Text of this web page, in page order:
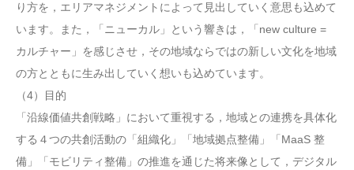
り方を，エリアマネジメントによって見出していく意思も込めて
います。また，「ニューカル」という響きは，「new culture =
カルチャー」を感じさせ，その地域ならではの新しい文化を地域
の方とともに生み出していく想いも込めています。
（4）目的
「沿線価値共創戦略」において重視する，地域との連携を具体化
する４つの共創活動の「組織化」「地域拠点整備」「MaaS 整
備」「モビリティ整備」の推進を通じた将来像として，デジタル